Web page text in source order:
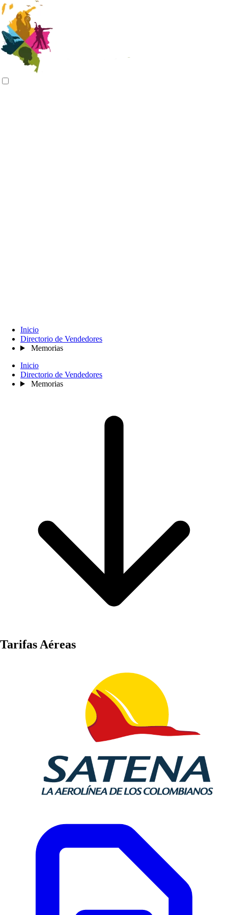
Inicio
Directorio de Vendedores
Memorias
Inicio
Directorio de Vendedores
Memorias
Tarifas Aéreas